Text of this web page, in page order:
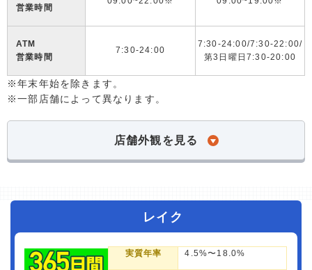
営業時間
ATM
営業時間
7:30-24:00
7:30-24:00/7:30-22:00/
第3日曜日7:30-20:00
※年末年始を除きます。
※一部店舗によって異なります。
店舗外観を見る
レイク
実質年率 4.5%〜18.0%